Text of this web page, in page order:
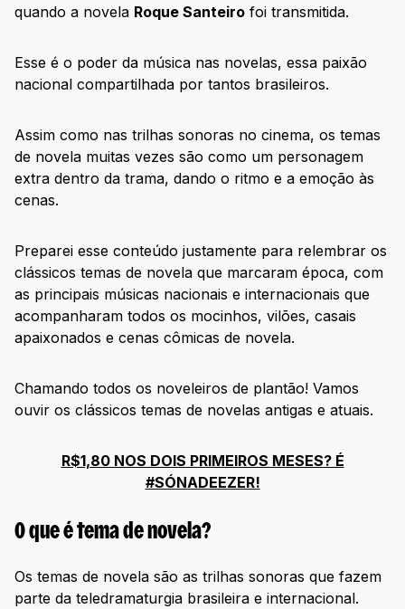
Temas de novelas para dançar
novela
Vale a Pena Ouvir de Novo – Deezer Originals
quando a novela Roque Santeiro foi transmitida.
Esse é o poder da música nas novelas, essa paixão
nacional compartilhada por tantos brasileiros.
Assim como nas trilhas sonoras no cinema, os temas
de novela muitas vezes são como um personagem
extra dentro da trama, dando o ritmo e a emoção às
cenas.
Preparei esse conteúdo justamente para relembrar os
clássicos temas de novela que marcaram época, com
as principais músicas nacionais e internacionais que
acompanharam todos os mocinhos, vilões, casais
apaixonados e cenas cômicas de novela.
Chamando todos os noveleiros de plantão! Vamos
ouvir os clássicos temas de novelas antigas e atuais.
R$1,80 NOS DOIS PRIMEIROS MESES? É
#SÓNADEEZER!
O que é tema de novela?
Os temas de novela são as trilhas sonoras que fazem
parte da teledramaturgia brasileira e internacional.